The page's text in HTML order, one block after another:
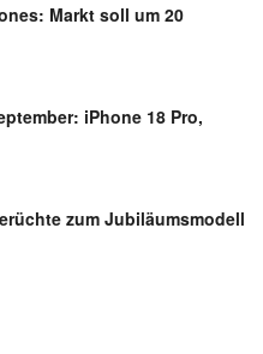
Markt soll um 20
iPhone 18 Pro,
zum Jubiläumsmodell